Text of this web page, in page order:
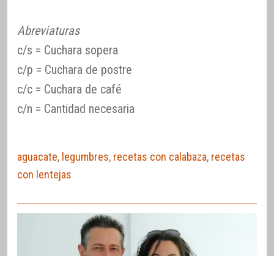
Abreviaturas
c/s = Cuchara sopera
c/p = Cuchara de postre
c/c = Cuchara de café
c/n = Cantidad necesaria
aguacate, legumbres, recetas con calabaza, recetas
con lentejas